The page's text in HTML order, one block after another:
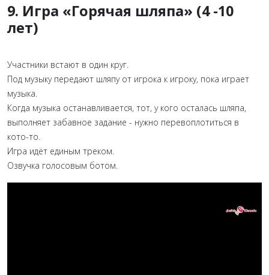
9. Игра «Горячая шляпа» (4 -10
лет)
Участники встают в один круг.
Под музыку передают шляпу от игрока к игроку, пока играет
музыка.
Когда музыка останавливается, тот, у кого осталась шляпа,
выполняет забавное задание - нужно перевоплотиться в
кото-то.
Игра идёт единым треком.
Озвучка голосовым ботом.